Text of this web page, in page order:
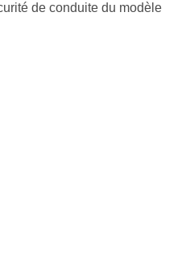
de conduite du modèle